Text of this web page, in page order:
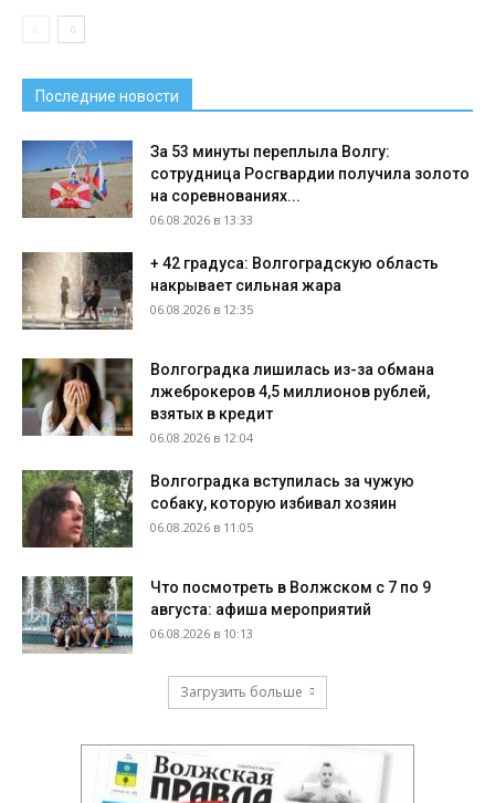
Последние новости
За 53 минуты переплыла Волгу:
сотрудница Росгвардии получила золото
на соревнованиях...
06.08.2026 в 13:33
+ 42 градуса: Волгоградскую область
накрывает сильная жара
06.08.2026 в 12:35
Волгоградка лишилась из-за обмана
лжеброкеров 4,5 миллионов рублей,
взятых в кредит
06.08.2026 в 12:04
Волгоградка вступилась за чужую
собаку, которую избивал хозяин
06.08.2026 в 11:05
Что посмотреть в Волжском с 7 по 9
августа: афиша мероприятий
06.08.2026 в 10:13
Загрузить больше